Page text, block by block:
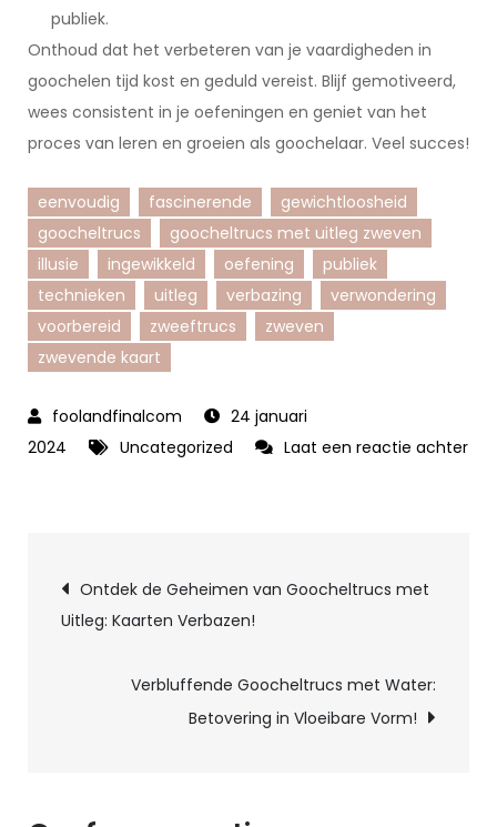
publiek.
Onthoud dat het verbeteren van je vaardigheden in
goochelen tijd kost en geduld vereist. Blijf gemotiveerd,
wees consistent in je oefeningen en geniet van het
proces van leren en groeien als goochelaar. Veel succes!
eenvoudig fascinerende
gewichtloosheid
goocheltrucs
goocheltrucs met uitleg zweven
illusie
ingewikkeld oefening
publiek
technieken
uitleg verbazing
verwondering
voorbereid
zweeftrucs
zweven
zwevende kaart
24 januari
2024
Uncategorized
Laat een reactie achter
geheim
Berichtnavigatie
Ontdek de Geheimen van Goocheltrucs met
Uitleg: Kaarten Verbazen!
Verbluffende Goocheltrucs met Water:
Betovering in Vloeibare Vorm!